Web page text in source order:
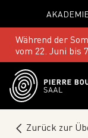
AKADEMIE
Während der
vom 22. Juni bis
Zurück zur